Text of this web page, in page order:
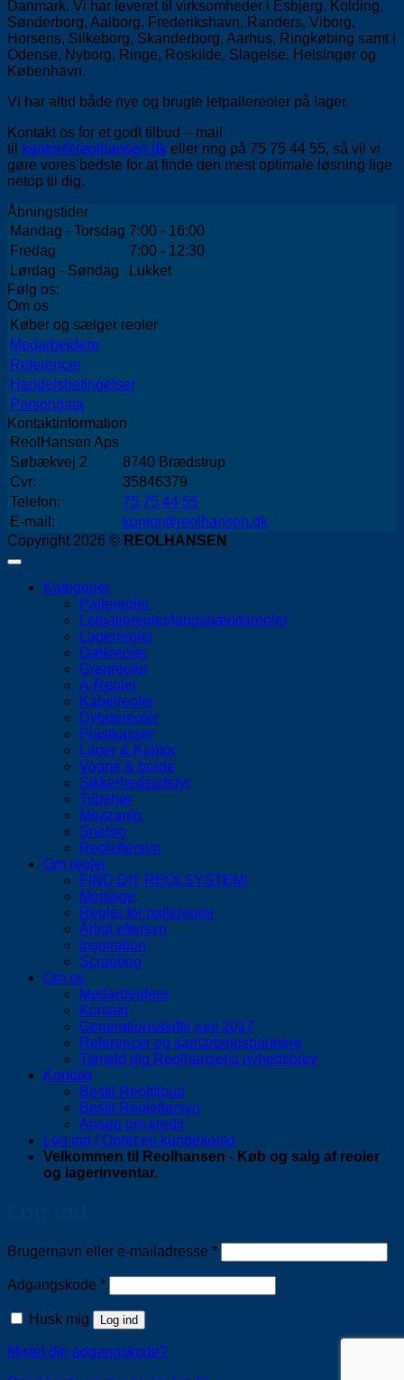
Danmark. Vi har leveret til virksomheder i Esbjerg, Kolding,
Sønderborg, Aalborg, Frederikshavn, Randers, Viborg,
Horsens, Silkeborg, Skanderborg, Aarhus, Ringkøbing samt i
Odense, Nyborg, Ringe, Roskilde, Slagelse, Helsingør og
København.
Vi har altid både nye og brugte letpallereoler på lager.
Kontakt os for et godt tilbud – mail
til
kontor@reolhansen.dk eller ring på 75 75 44 55, så vil vi
gøre vores bedste for at finde den mest optimale løsning lige
netop til dig.
Åbningstider
Mandag - Torsdag 7:00 - 16:00
Fredag
7:00 - 12:30
Lørdag - Søndag
Lukket
Følg os:
Om os
Køber og sælger reoler
Medarbejdere
Referencer
Handelsbetingelser
Persondata
Kontaktinformation
ReolHansen Aps
Søbækvej 2
8740 Brædstrup
Cvr:
35846379
Telefon:
75 75 44 55
E-mail:
kontor@reolhansen.dk
Copyright 2026 © REOLHANSEN
Kategorier
Pallereoler
Letpallereoler/langspændsreoler
Lagerreoler
Dækreoler
Grenreoler
A-Reoler
Kabelreoler
Dybdereoler
Plastkasser
Lager & Kontor
Vogne & borde
Sikkerhedsudstyr
Tilbehør
Mezzanin
Snebro
Reoleftersyn
Om reoler
FIND DIT REOLSYSTEM!
Montage
Regler for pallereoler
Årligt eftersyn
Inspiration
Scrapbog
Om os
Medarbejdere
Kontakt
Generationsskifte juni 2017
Referencer og samarbejdspartnere
Tilmeld dig Reolhansens nyhedsbrev
Kontakt
Bestil Reoltilbud
Bestil Reoleftersyn
Ansøg om kredit
Log ind / Opret en kundekonto
Velkommen til Reolhansen - Køb og salg af reoler
og lagerinventar.
Brugernavn eller e-mailadresse *Påkrævet
Adgangskode *Påkrævet
Husk mig Log ind
Mistet din adgangskode?